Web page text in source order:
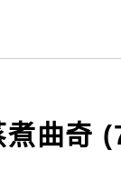
煮曲奇